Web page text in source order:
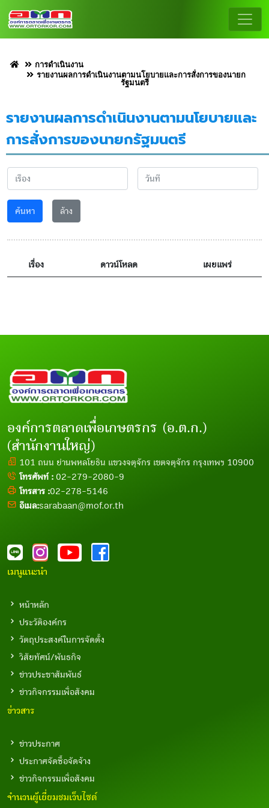
การดำเนินงาน
รายงานผลการดำเนินงานตามนโยบายและการสั่งการของนายก
รัฐมนตรี
รายงานผลการดำเนินงานตามนโยบายและ
การสั่งการของนายกรัฐมนตรี
ค้นหา ล้าง
เรื่อง ดาวน์โหลด เผยแพร่
องค์การตลาดเพื่อเกษตรกร (อ.ต.ก.)
(สำนักงานใหญ่)
101 ถนน ย่านพหลโยธิน แขวงจตุจักร เขตจตุจักร กรุงเทพฯ 10900
โทรศัพท์ : 02-279-2080-9
โทรสาร :02-278-5146
อีเมล:sarabaan@mof.or.th
เมนูแนะนำ
หน้าหลัก
ประวัติองค์กร
วัตถุประสงค์ในการจัดตั้ง
วิสัยทัศน์/พันธกิจ
ข่าวประชาสัมพันธ์
ข่าวกิจกรรมเพื่อสังคม
ข่าวสาร
ข่าวประกาศ
ประกาศจัดซื้อจัดจ้าง
ข่าวกิจกรรมเพื่อสังคม
จำนวนผู้เยี่ยมชมเว็บไซต์